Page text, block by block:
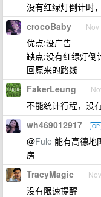
没有红绿灯倒计时
crocoBaby
优点:没广告
缺点:没有红绿灯倒
回原来的路线
FakerLeung
不能统计行程，没
wh469012917 OP
@Fule 能有高德地
房
TracyMagic
没有限速提醒